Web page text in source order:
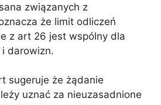
związanych z
że limit odliczeń
z art 26 jest wspólny dla
darowizn.
sugeruje że żądanie
uznać za nieuzasadnione